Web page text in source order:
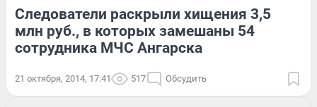
Следователи раскрыли хищения 3,5
млн руб., в которых замешаны 54
сотрудника МЧС Ангарска
21 октября, 2014, 17:41 517 Обсудить